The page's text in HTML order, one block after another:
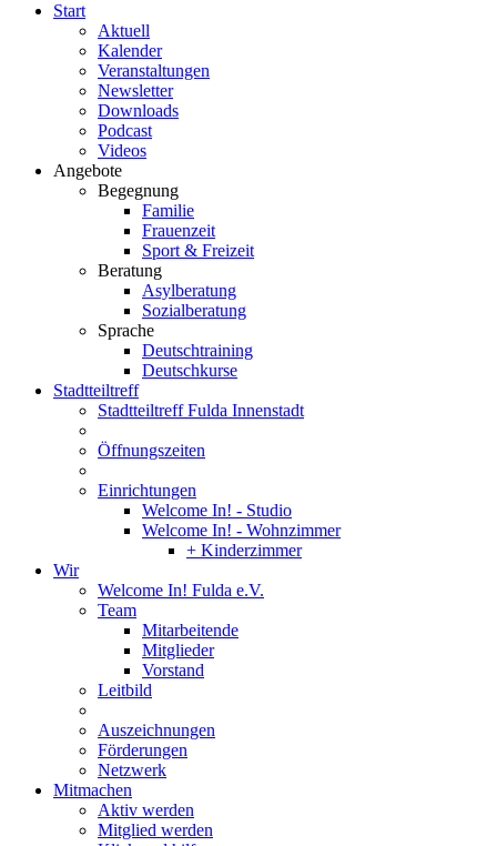
Start
Aktuell
Kalender
Veranstaltungen
Newsletter
Downloads
Podcast
Videos
Angebote
Begegnung
Familie
Frauenzeit
Sport & Freizeit
Beratung
Asylberatung
Sozialberatung
Sprache
Deutschtraining
Deutschkurse
Stadtteiltreff
Stadtteiltreff Fulda Innenstadt
Öffnungszeiten
Einrichtungen
Welcome In! - Studio
Welcome In! - Wohnzimmer
+ Kinderzimmer
Wir
Welcome In! Fulda e.V.
Team
Mitarbeitende
Mitglieder
Vorstand
Leitbild
Auszeichnungen
Förderungen
Netzwerk
Mitmachen
Aktiv werden
Mitglied werden